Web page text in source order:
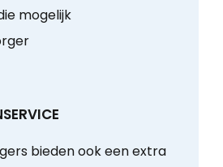
mogelijk
bieden ook een extra